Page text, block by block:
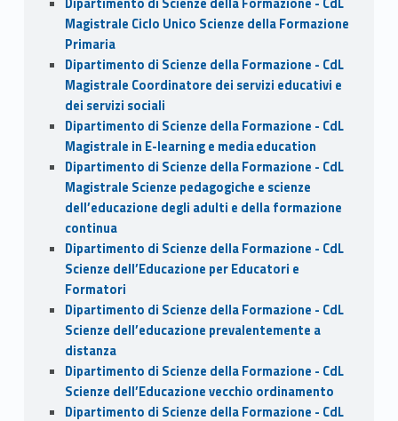
Magistrale Ciclo Unico Scienze della Formazione
Primaria
Dipartimento di Scienze della Formazione - CdL
Magistrale Coordinatore dei servizi educativi e
dei servizi sociali
Dipartimento di Scienze della Formazione - CdL
Magistrale in E-learning e media education
Dipartimento di Scienze della Formazione - CdL
Magistrale Scienze pedagogiche e scienze
dell’educazione degli adulti e della formazione
continua
Dipartimento di Scienze della Formazione - CdL
Scienze dell’Educazione per Educatori e
Formatori
Dipartimento di Scienze della Formazione - CdL
Scienze dell’educazione prevalentemente a
distanza
Dipartimento di Scienze della Formazione - CdL
Scienze dell’Educazione vecchio ordinamento
Dipartimento di Scienze della Formazione - CdL